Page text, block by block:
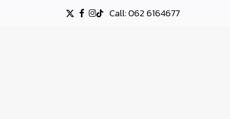
Call: 062 6164677
X-
TWITTER
FACEBOOK
INSTAGRAM
TIKTOK